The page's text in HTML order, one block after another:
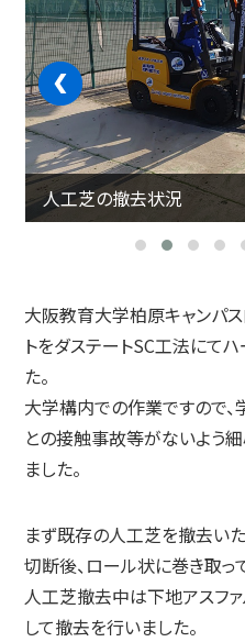
人工芝の撤去状況
‹
大阪教育大学柏原キャンパ
トをダステートSC工法にて
た。
大学構内での作業ですので
との接触事故等がないよう
ました。
まず既存の人工芝を撤去い
切断後、ロール状に巻き取っ
人工芝撤去中は下地アスフ
して撤去を行いました。